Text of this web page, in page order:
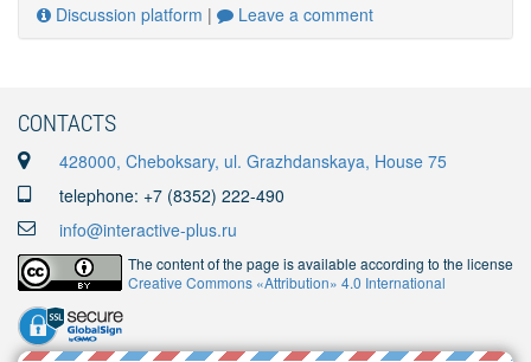
Discussion platform | Leave a comment
CONTACTS
428000, Cheboksary, ul. Grazhdanskaya, House 75
telephone: +7 (8352) 222-490
info@interactive-plus.ru
The content of the page is available according to the license
Creative Commons «Attribution» 4.0 International